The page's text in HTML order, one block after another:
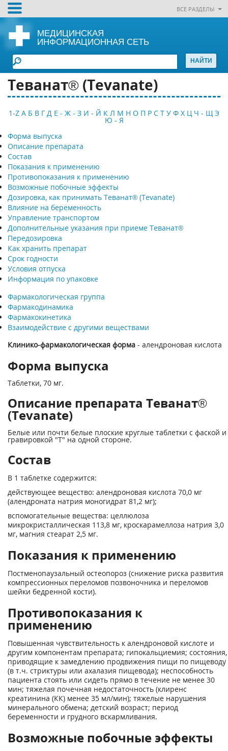
ВСЕ РАЗДЕЛЫ
МЕДИЦИНСКАЯ
ИНФОРМАЦИОННАЯ СЕТЬ
Теванат® (Tevanate)
1-Z А Б В Г Д Е - Ж - З И - Й К Л М Н О П Р С Т У Ф Х Ц Ч - Щ Э
Ю - Я
Форма выпуска
Описание препарата
Состав
Показания к применению
Противопоказания к применению
Возможные побочные эффекты
Дозировка, как принимать Теванат® (Tevanate)
Влияние на беременность
Управление транспортом
Дополнительные указания при приеме Теванат®
Передозировка
Как хранить препарат
Срок годности
Условия отпуска
Информация по упаковке
Фармакологическая группа
Фармакодинамика
Фармакокинетика
Взаимодействие с другими веществами
Клинико-фармакологическая форма - алендроновая кислота
Форма выпуска
Таблетки, 70 мг.
Описание препарата Теванат®
(Tevanate)
Белые или почти белые плоские круглые таблетки с фаской и
гравировкой "Т" на одной стороне.
Состав
В 1 таблетке содержится:
действующее вещество: алендроновая кислота 70,0 мг
(алендроната натрия моногидрат 81,2 мг);
вспомогательные вещества: целлюлоза
микрокристаллическая 113,8 мг, кроскарамеллоза натрия 3,0
мг, магния стеарат 2,5 мг.
Показания к применению
Постменопаузальный остеопороз (снижение риска развития
компрессионных переломов позвоночника и переломов
шейки бедренной кости).
Противопоказания к
применению
Повышенная чувствительность к алендроновой кислоте и
другим компонентам препарата; гипокальциемия; состояния,
приводящие к замедлению продвижения пищи по пищеводу
(в т.ч. стриктуры или ахалазия пищевода); неспособность
пациента стоять или сидеть прямо в течение не менее 30
мин; тяжелая почечная недостаточность (клиренс
креатинина (КК) менее 35 мл/мин); тяжелые нарушения
минерального обмена; детский возраст; период
беременности и грудного вскармливания.
Возможные побочные эффекты